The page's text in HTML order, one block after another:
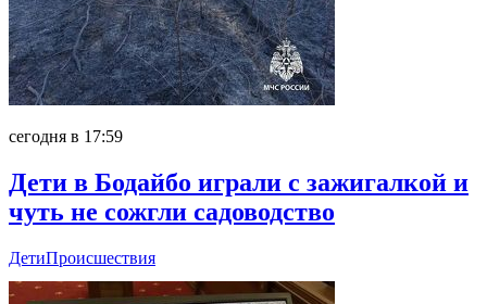
сегодня в 17:59
Дети в Бодайбо играли с зажигалкой и
чуть не сожгли садоводство
ДетиПроисшествия